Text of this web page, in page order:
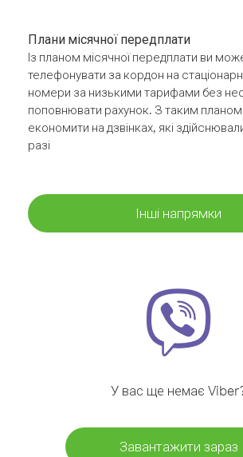
Плани місячної передплати
Із планом місячної передплати ви
телефонувати за кордон на
номери за низькими тарифами без
поповнювати рахунок. З таким
економити на дзвінках, які
разі
Інші напрямки
У вас ще немає
Завантажити зараз